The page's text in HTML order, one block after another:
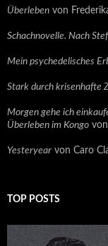
Überleben von
Schachnovelle. Nach
Mein psychedelisches
Stark durch krisenhafte
Morgen gehe ich
Überleben im Kongo
Yesteryear von Caro
TOP POSTS